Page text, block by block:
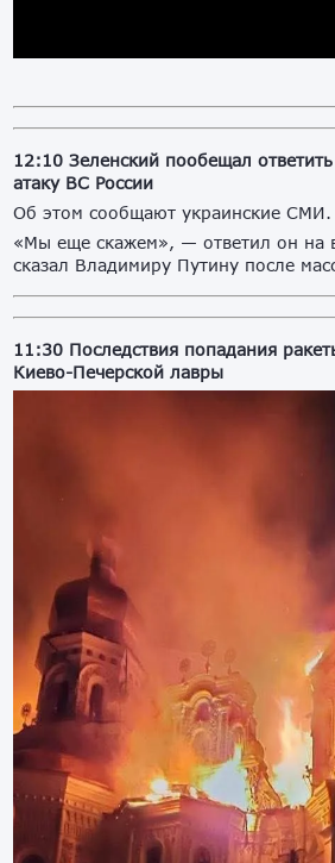
12:10 Зеленский пообещал
атаку ВС России
Об этом сообщают украинские СМИ.
«Мы еще скажем», — ответил он на
сказал Владимиру Путину после
11:30 Последствия попадания
Киево-Печерской лавры